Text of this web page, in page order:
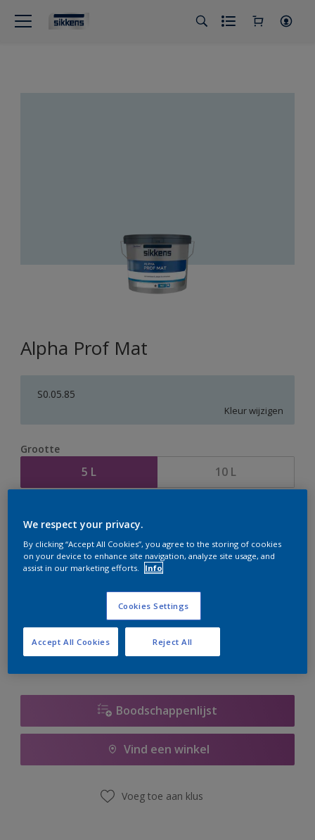
Alpha Prof Mat
S0.05.85
Kleur wijzigen
Grootte
5 L 10 L
Bereken
Op dit moment is het niet mogelijk dit product online
te bestellen. Houd de website in de gaten, we werken
er hard aan om de voorraad aan te vullen.
Boodschappenlijst
Vind een winkel
Voeg toe aan klus
We respect your privacy.
By clicking “Accept All Cookies”, you agree to the storing of cookies
on your device to enhance site navigation, analyze site usage, and
assist in our marketing efforts.
Info
Cookies Settings
Reject All
Accept All Cookies